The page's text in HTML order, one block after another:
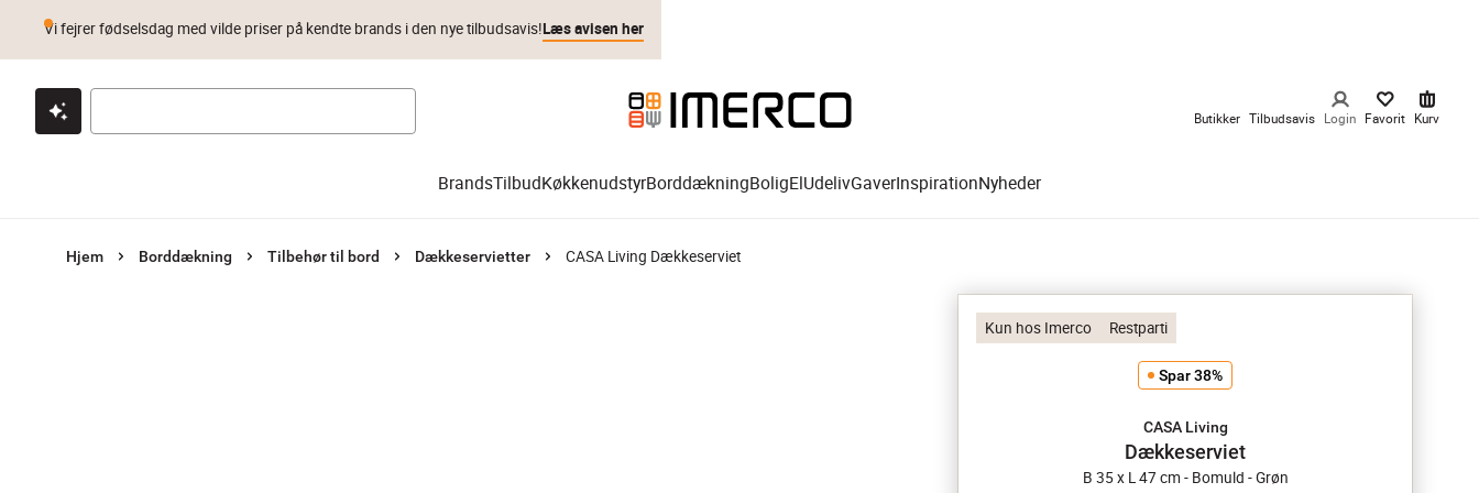
Klik & hent Byt i 1 år Prismatch
Vi fejrer fødselsdag med vilde priser på kendte brands i den nye tilbudsavis!Læs avisen her
Butikker Tilbudsavis Login Favorit Kurv
BrandsTilbudKøkkenudstyrBorddækningBoligElUdelivGaverInspirationNyheder
Hjem Borddækning Tilbehør til bord Dækkeservietter CASA Living Dækkeserviet
Kun hos Imerco Restparti
Spar 38%
CASA Living
Dækkeserviet
B 35 x L 47 cm - Bomuld - Grøn